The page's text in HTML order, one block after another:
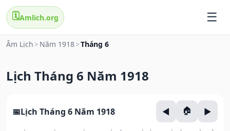
🗓️Amlich.org
Âm Lịch > Năm 1918>Tháng 6
Lịch Tháng 6 Năm 1918
Lịch Tháng 6 Năm 1918